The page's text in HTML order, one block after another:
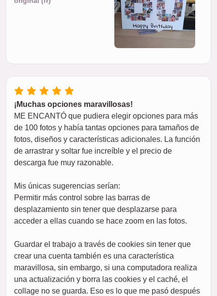
¡Muchas opciones maravillosas!
ME ENCANTÓ que pudiera elegir opciones para más
de 100 fotos y había tantas opciones para tamaños de
fotos, diseños y características adicionales. La función
de arrastrar y soltar fue increíble y el precio de
descarga fue muy razonable.
Mis únicas sugerencias serían:
Permitir más control sobre las barras de
desplazamiento sin tener que desplazarse para
acceder a ellas cuando se hace zoom en las fotos.
Guardar el trabajo a través de cookies sin tener que
crear una cuenta también es una característica
maravillosa, sin embargo, si una computadora realiza
una actualización y borra las cookies y el caché, el
collage no se guarda. Eso es lo que me pasó después